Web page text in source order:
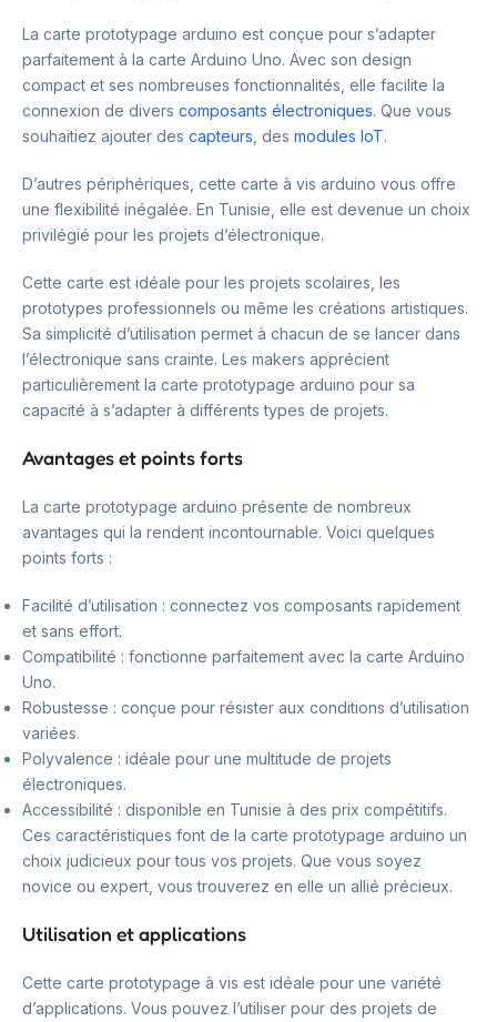
La carte prototypage arduino est conçue pour s’adapter
parfaitement à la carte Arduino Uno. Avec son design
compact et ses nombreuses fonctionnalités, elle facilite la
connexion de divers composants électroniques. Que vous
souhaitiez ajouter des capteurs , des modules IoT.
D’autres périphériques, cette carte à vis arduino vous offre
une flexibilité inégalée. En Tunisie, elle est devenue un choix
privilégié pour les projets d’électronique.
Cette carte est idéale pour les projets scolaires, les
prototypes professionnels ou même les créations artistiques.
Sa simplicité d’utilisation permet à chacun de se lancer dans
l’électronique sans crainte. Les makers apprécient
particulièrement la carte prototypage arduino pour sa
capacité à s’adapter à différents types de projets.
Avantages et points forts
La carte prototypage arduino présente de nombreux
avantages qui la rendent incontournable. Voici quelques
points forts :
Facilité d’utilisation : connectez vos composants rapidement
et sans effort.
Compatibilité : fonctionne parfaitement avec la carte Arduino
Uno.
Robustesse : conçue pour résister aux conditions d’utilisation
variées.
Polyvalence : idéale pour une multitude de projets
électroniques.
Accessibilité : disponible en Tunisie à des prix compétitifs.
Ces caractéristiques font de la carte prototypage arduino un
choix judicieux pour tous vos projets. Que vous soyez
novice ou expert, vous trouverez en elle un allié précieux.
Utilisation et applications
Cette carte prototypage à vis est idéale pour une variété
d’applications. Vous pouvez l’utiliser pour des projets de